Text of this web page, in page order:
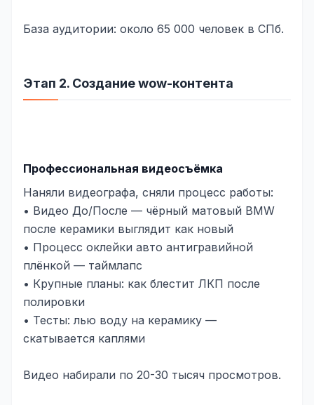
База аудитории: около 65 000 человек в СПб.
Этап 2. Создание wow-контента
Профессиональная видеосъёмка
Наняли видеографа, сняли процесс работы:
• Видео До/После — чёрный матовый BMW
после керамики выглядит как новый
• Процесс оклейки авто антигравийной
плёнкой — таймлапс
• Крупные планы: как блестит ЛКП после
полировки
• Тесты: лью воду на керамику —
скатывается каплями
Видео набирали по 20-30 тысяч просмотров.